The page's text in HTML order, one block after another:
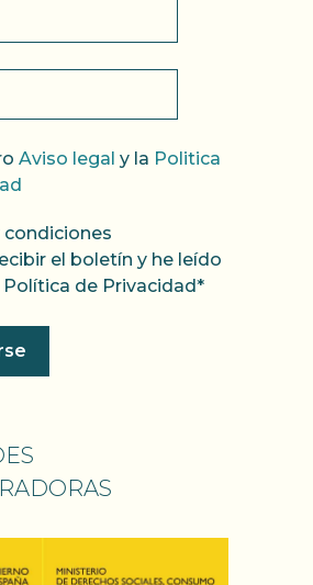
Aviso legal y la Politica
condiciones
el boletín y he leído
de Privacidad*